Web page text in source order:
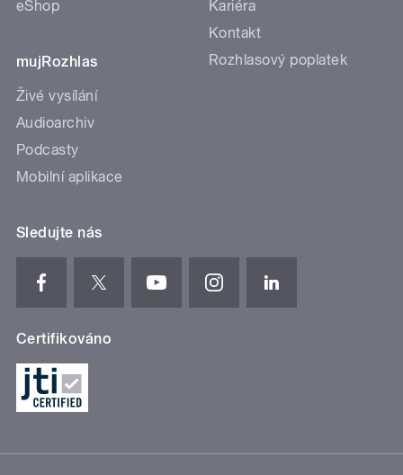
eShop
mujRozhlas
Živé vysílání
Audioarchiv
Podcasty
Mobilní aplikace
Kariéra
Kontakt
Rozhlasový poplatek
Sledujte nás
Certifikováno